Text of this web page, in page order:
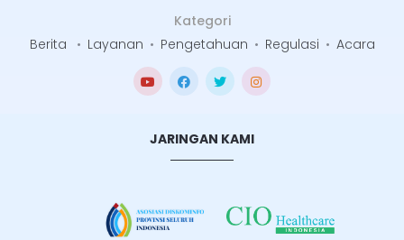
Kategori
Berita
• Layanan • Pengetahuan • Regulasi • Acara
JARINGAN KAMI